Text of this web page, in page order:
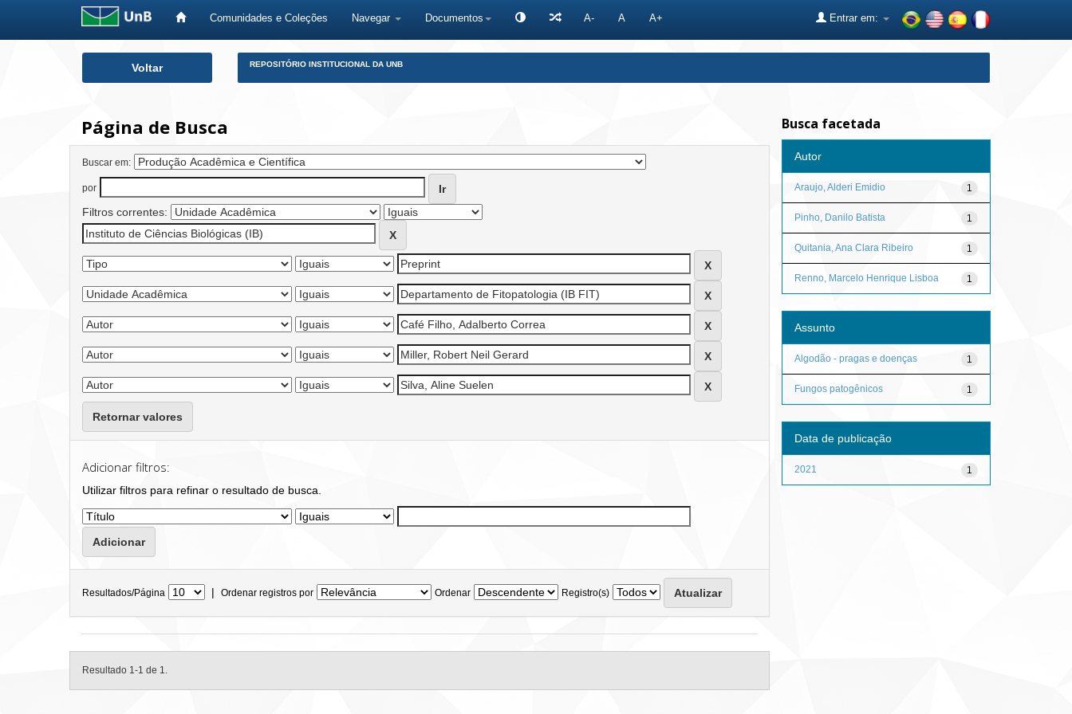
Comunidades e Coleções Navegar Documentos A- A A+ Entrar em:
Voltar REPOSITÓRIO INSTITUCIONAL DA UNB
Página de Busca
Buscar em:
por
Filtros correntes:
Retornar valores
Adicionar filtros:
Utilizar filtros para refinar o resultado de busca.
Resultados/Página | Ordenar registros por Ordenar Registro(s)
Resultado 1-1 de 1.
Busca facetada
Autor
1
Araujo, Alderi Emidio
1
Pinho, Danilo Batista
1
Quitania, Ana Clara Ribeiro
1
Renno, Marcelo Henrique Lisboa
Assunto
1
Algodão - pragas e doenças
1
Fungos patogênicos
Data de publicação
1
2021